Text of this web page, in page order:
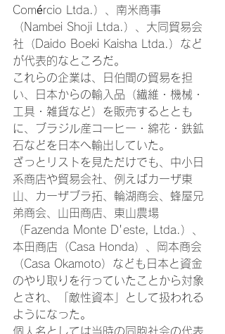
Comércio Ltda.）、南米商事
（Nambei Shoji Ltda.）、大同貿易会
社（Daido Boeki Kaisha Ltda.）など
が代表的なところだ。
これらの企業は、日伯間の貿易を担
い、日本からの輸入品（繊維・機械・
工具・雑貨など）を販売するととも
に、ブラジル産コーヒー・綿花・鉄鉱
石などを日本へ輸出していた。
ざっとリストを見ただけでも、中小日
系商店や貿易会社、例えばカーザ東
山、カーザブラ拓、輪湖商会、蜂屋兄
弟商会、山田商店、東山農場
（Fazenda Monte D'este, Ltda.）、
本田商店（Casa Honda）、岡本商会
（Casa Okamoto）なども日本と資金
のやり取りを行っていたことから対象
とされ、「敵性資本」として扱われる
ようになった。
個人名としては当時の同胞社会の代表